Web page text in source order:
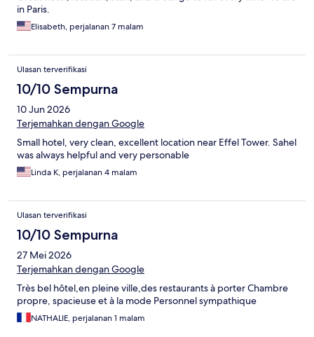
in Paris.
Elisabeth, perjalanan 7 malam
Ulasan terverifikasi
10/10 Sempurna
10 Jun 2026
Terjemahkan dengan Google
Small hotel, very clean, excellent location near Effel Tower. Sahel
was always helpful and very personable
Linda K, perjalanan 4 malam
Ulasan terverifikasi
10/10 Sempurna
27 Mei 2026
Terjemahkan dengan Google
Très bel hôtel,en pleine ville,des restaurants à porter Chambre
propre, spacieuse et à la mode Personnel sympathique
NATHALIE, perjalanan 1 malam